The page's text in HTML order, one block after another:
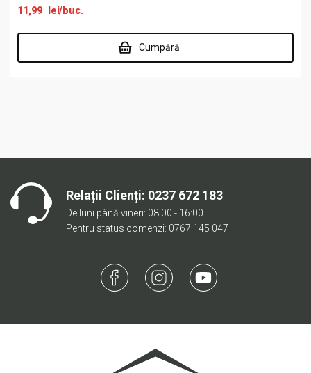
11,99 lei/buc.
Cumpără
Relații Clienți: 0237 672 183
De luni până vineri: 08:00 - 16:00
Pentru status comenzi: 0767 145 047